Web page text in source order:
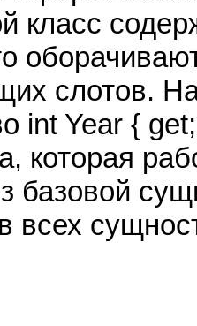
класс
слотов.
int Year {
которая
базовой
всех